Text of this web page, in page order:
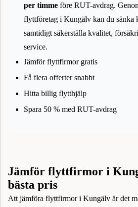
per timme före RUT-avdrag.
flyttföretag i Kungälv kan du sänka
samtidigt säkerställa kvalitet,
service.
Jämför flyttfirmor gratis
Få flera offerter snabbt
Hitta billig flytthjälp
Spara 50 % med RUT-avdrag
Jämför flyttfirmor i
bästa pris
Att jämföra flyttfirmor i Kungälv är det